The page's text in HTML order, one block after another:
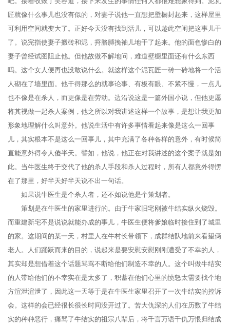
匠就像什么事儿也没有似的，对妻子说他一直想把壁橱封起来，这样屋里
可利用空间就变大了。正好今天没有找到活儿，可以趁此空闲把这事儿干
了。说完指使妻子搬砖和泥，捋胳膊挽袖儿地干了起来。他的面色惨白的
妻子曾经试图阻止他。但他故做不解地问，难道壁橱里面还有什么东西
吗。这个女人便再也没敢说什么。就这样这个泥瓦匠一砖一砖地将一个活
人砌在了墙里面。他干得那么的就事论事、有板有眼、不紧不慢，一点儿
也不像是在杀人，而更像是在劳动。边沿说这是一篇外国小说，但他更愿
将其视做一起杀人案例，他之所以对我讲述这样一个故事，是想让我更加
形象地理解什么叫意外。他说生活中有许多事情看起来像是这么一回事
儿，其实根本不是这么一回事儿，其中充满了各种各样的意外，有时候简
直能意外得令人傻半天。譬如，他说，他正在对我讲述的这个案子就是如
此。当牛医生终于交代了他的杀人手段和杀人过程时，所有人都意外得愣
在了那里，好半天好半天说不出一句话。
如果说牛医生是个杀人者，还不如说他是个策划者。
策划是在牛医生的家里进行的。由于牛家旧宅刚被牛结实纵火烧毁。
而重建新宅不是说说就能办成的事儿，牛医生便将爹娘临时接住到了城里
的家。这期间的某一天，村里人在牛村长带领下，成群结队地前来看望俩
老人。人们踊跃而来的目的，说起来是要安慰安慰刚刚遭受了不幸的人，
其实却是想借着这个话题骂骂不断给他们制造不幸的人。这个叫做牛结实
的人带给他们的不幸实在是太多了，积蓄在他们心里的愤怒太需要找个地
方渲泄渲泄了，因此这一天等于是在牛医生家里召开了一次牛结实的控诉
会。这样的会已经很长很长时间没开过了。苦大仇深的人们在历数了牛结
实的种种恶行，痛骂了牛结实的祖宗八辈后，将千言万语千仇万恨归结成